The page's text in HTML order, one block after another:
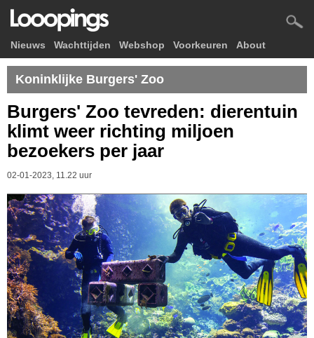
Nieuws Wachttijden Webshop Voorkeuren About
Koninklijke Burgers' Zoo
Burgers' Zoo tevreden: dierentuin
klimt weer richting miljoen
bezoekers per jaar
02-01-2023, 11.22 uur